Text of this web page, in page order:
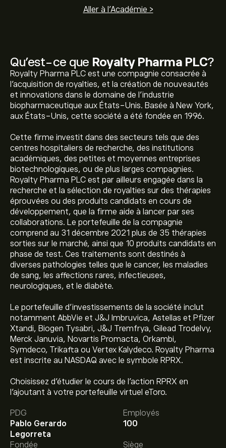
Qu’est-ce que Royalty Pharma PLC?
Royalty Pharma PLC est une compagnie consacrée à
l'acquisition de royalties, et la création de nouveautés
et innovations dans le domaine de l'industrie
biopharmaceutique aux États-Unis. Basée à New York,
aux États-Unis, cette société a été fondée en 1996.
Cette firme investit dans des secteurs tels que des
centres hospitaliers de recherche, des institutions
académiques, des petites et moyennes entreprises
biotechnologiques, ou de plus larges compagnies.
Royalty Pharma PLC est par ailleurs engagée dans la
recherche et la sélection de royalties sur des thérapies
éprouvées ou des produits candidats en cours de
développement, que la firme aide à lancer par ses
collaborations. Le portefeuille de la compagnie
comprend au 31 décembre 2021 plus de 35 thérapies
sorties sur le marché, ainsi que 10 produits candidats en
phase de test. Ces traitements sont destinés à
diverses pathologies telles que le cancer, les maladies
de sang, les affections rares, infectieuses,
neurologiques, et le diabète.
Le portefeuille d'investissements de la société inclut
notamment AbbVie et J&J Imbruvica, Astellas et Pfizer
Xtandi, Biogen Tysabri, J&J Tremfrya, Gilead Trodelvy,
Merck Januvia, Novartis Promacta, Orkambi,
Symdeco, Trikafta ou Vertex Kalydeco. Royalty Pharma
est inscrite au NASDAQ avec le symbole RPRX.
Choisissez d'étudier le cours de l'action RPRX en
l'ajoutant à votre portefeuille virtuel eToro.
PDG
Pablo Gerardo
Legorreta
Employés
100
Fondée Siège
Aller à l'Académie >
Le prix actuel de l'action RPRX est de 56.77‎$‎.
Le prix cible moyen pour l'action Royalty Pharma PLC